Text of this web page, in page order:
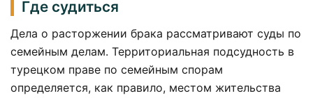
Где судиться
Дела о расторжении брака рассматривают суды по
семейным делам. Территориальная подсудность в
турецком праве по семейным спорам
определяется, как правило, местом жительства